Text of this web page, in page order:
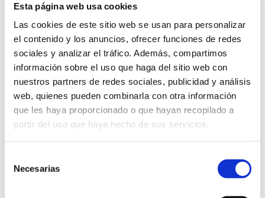
Esta página web usa cookies
Las cookies de este sitio web se usan para personalizar
el contenido y los anuncios, ofrecer funciones de redes
sociales y analizar el tráfico. Además, compartimos
información sobre el uso que haga del sitio web con
nuestros partners de redes sociales, publicidad y análisis
web, quienes pueden combinarla con otra información
que les haya proporcionado o que hayan recopilado a
partir del uso que haya hecho de sus servicios.
Necesarias
modernismo fotográfico como ayudante de Edward Weston
donde la técnica, la composición y la forma priman en su
discurso.
Exposiciones